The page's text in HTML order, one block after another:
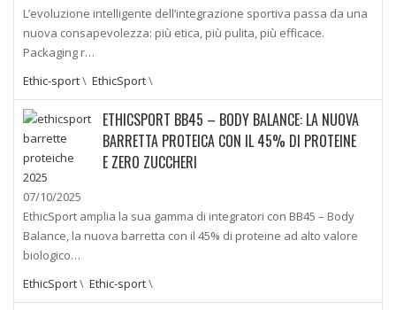
L’evoluzione intelligente dell’integrazione sportiva passa da una
nuova consapevolezza: più etica, più pulita, più efficace.
Packaging r…
Ethic-sport\ EthicSport\
ETHICSPORT BB45 – BODY BALANCE: LA NUOVA
BARRETTA PROTEICA CON IL 45% DI PROTEINE
E ZERO ZUCCHERI
07/10/2025
EthicSport amplia la sua gamma di integratori con BB45 – Body
Balance, la nuova barretta con il 45% di proteine ad alto valore
biologico…
EthicSport\ Ethic-sport\